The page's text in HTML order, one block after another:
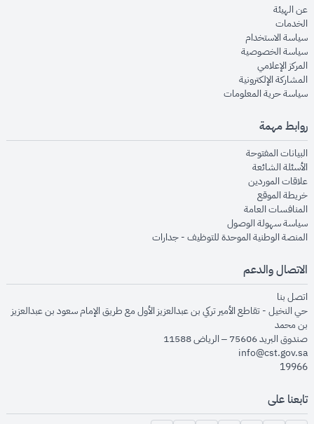
عن الهيئةopens in new window
الخدماتopens in new window
سياسة الاستخدام
سياسة الخصوصيةopens in new window
المركز الإعلاميopens in new window
المشاركة الإلكترونيةopens in new window
سياسة حرية المعلوماتopens in new window
روابط مهمة
البيانات المفتوحةopens in new window
الأسئلة الشائعةopens in new window
علاقات الموردينopens in new window
خريطة الموقعopens in new window
المنافسات العامةopens in new window
سياسة سهولة الوصولopens in new window
المنصة الوطنية الموحدة للتوظيف - جداراتopens in new window
الاتصال والدعم
اتصل بنا
حي النخيل - تقاطع الأمير تركي بن عبدالعزيز الأول مع طريق الإمام سعود بن عبدالعزيز
بن محمد
صندوق البريد 75606 – الرياض 11588
info@cst.gov.sa
19966
تابعنا على